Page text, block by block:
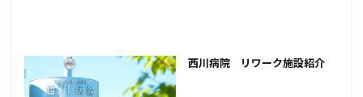
西川病院 リワーク施設紹介